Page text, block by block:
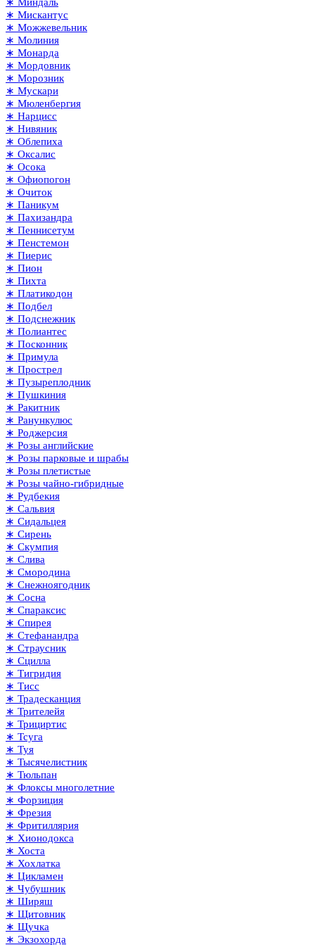
∗ Мискантус
∗ Можжевельник
∗ Молиния
∗ Монарда
∗ Мордовник
∗ Морозник
∗ Мускари
∗ Мюленбергия
∗ Нарцисс
∗ Нивяник
∗ Облепиха
∗ Оксалис
∗ Осока
∗ Офиопогон
∗ Очиток
∗ Паникум
∗ Пахизандра
∗ Пеннисетум
∗ Пенстемон
∗ Пиерис
∗ Пион
∗ Пихта
∗ Платикодон
∗ Подбел
∗ Подснежник
∗ Полиантес
∗ Посконник
∗ Примула
∗ Прострел
∗ Пузыреплодник
∗ Пушкиния
∗ Ракитник
∗ Ранункулюс
∗ Роджерсия
∗ Розы английские
∗ Розы парковые и шрабы
∗ Розы плетистые
∗ Розы чайно-гибридные
∗ Рудбекия
∗ Сальвия
∗ Сидальцея
∗ Сирень
∗ Скумпия
∗ Слива
∗ Смородина
∗ Снежноягодник
∗ Сосна
∗ Спараксис
∗ Спирея
∗ Стефанандра
∗ Страусник
∗ Сцилла
∗ Тигридия
∗ Тисс
∗ Традесканция
∗ Трителейя
∗ Трициртис
∗ Тсуга
∗ Туя
∗ Тысячелистник
∗ Тюльпан
∗ Флоксы многолетние
∗ Форзиция
∗ Фрезия
∗ Фритиллярия
∗ Хионодокса
∗ Хоста
∗ Хохлатка
∗ Цикламен
∗ Чубушник
∗ Ширяш
∗ Щитовник
∗ Щучка
∗ Экзохорда